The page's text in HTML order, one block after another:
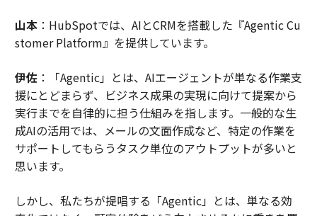
山本：HubSpotでは、AIとCRMを搭載した『Agentic Cu
stomer Platform』を提供しています。
伊佐：「Agentic」とは、AIエージェントが単なる作業支
援にとどまらず、ビジネス成果の実現に向けて提案から
実行までを自律的に担う仕組みを指します。一般的な生
成AIの活用では、メールの文面作成など、特定の作業を
サポートしてもらうタスク単位のアウトプットが多いと
思います。
しかし、私たちが提唱する「Agentic」とは、単なる効